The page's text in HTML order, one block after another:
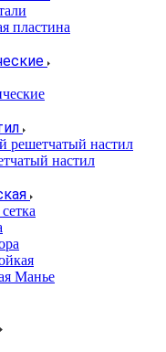
пластина
решетчатый настил
настил
Манье